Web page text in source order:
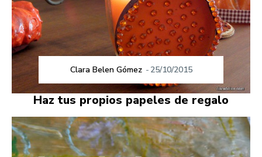
Clara Belen Gómez - 25/10/2015
Haz tus propios papeles de regalo